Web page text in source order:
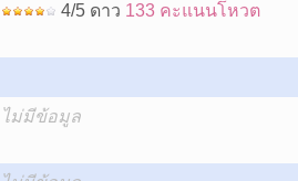
4/5 ดาว 133 คะแนนโหวต
ไม่มีข้อมูล